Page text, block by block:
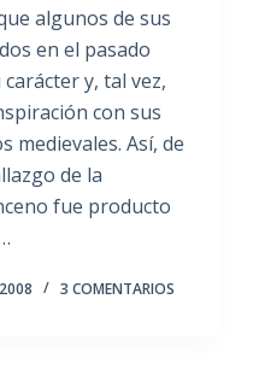
algunos de sus
en el pasado
y, tal vez,
con sus
medievales. Así, de
de la
fue producto
3 COMENTARIOS